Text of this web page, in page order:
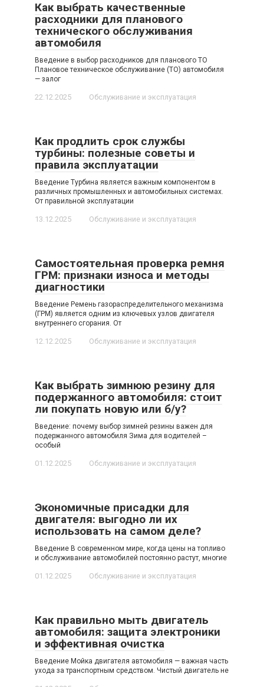
Как выбрать качественные
расходники для планового
технического обслуживания
автомобиля
Введение в выбор расходников для планового ТО
Плановое техническое обслуживание (ТО) автомобиля
— залог
22.12.2025 Обслуживание и эксплуатация
Как продлить срок службы
турбины: полезные советы и
правила эксплуатации
Введение Турбина является важным компонентом в
различных промышленных и автомобильных системах.
От правильной эксплуатации
13.12.2025 Обслуживание и эксплуатация
Самостоятельная проверка ремня
ГРМ: признаки износа и методы
диагностики
Введение Ремень газораспределительного механизма
(ГРМ) является одним из ключевых узлов двигателя
внутреннего сгорания. От
12.12.2025 Обслуживание и эксплуатация
Как выбрать зимнюю резину для
подержанного автомобиля: стоит
ли покупать новую или б/у?
Введение: почему выбор зимней резины важен для
подержанного автомобиля Зима для водителей –
особый
01.12.2025 Обслуживание и эксплуатация
Экономичные присадки для
двигателя: выгодно ли их
использовать на самом деле?
Введение В современном мире, когда цены на топливо
и обслуживание автомобилей постоянно растут, многие
01.12.2025 Обслуживание и эксплуатация
Как правильно мыть двигатель
автомобиля: защита электроники
и эффективная очистка
Введение Мойка двигателя автомобиля — важная часть
ухода за транспортным средством. Чистый двигатель не